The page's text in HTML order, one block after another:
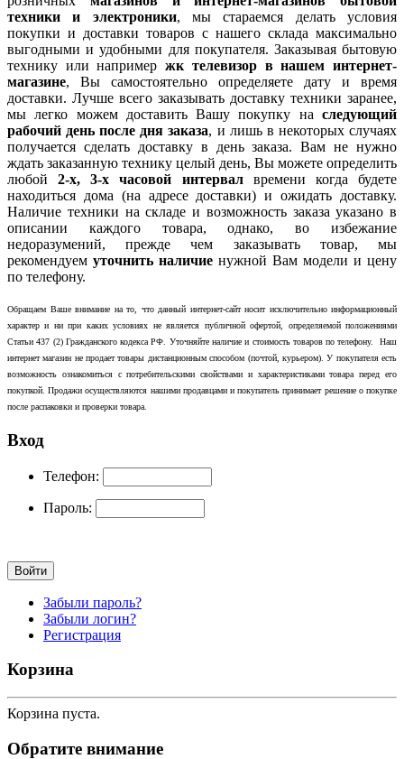
техники и электроники, мы стараемся делать условия
покупки и доставки товаров с нашего склада максимально
выгодными и удобными для покупателя. Заказывая бытовую
технику или напримержк телевизор в нашем интернет-
магазине, Вы самостоятельно определяете дату и время
доставки. Лучше всего заказывать доставку техники заранее,
мы легко можем доставить Вашу покупку на следующий
рабочий день после дня заказа, и лишь в некоторых случаях
получается сделать доставку в день заказа. Вам не нужно
ждать заказанную технику целый день, Вы можете определить
любой2-х, 3-х часовой интервалвремени когда будете
находиться дома (на адресе доставки) и ожидать доставку.
Наличие техники на складе и возможность заказа указано в
описании каждого товара, однако, во избежание
недоразумений, прежде чем заказывать товар, мы
рекомендуем уточнить наличие нужной Вам модели и цену
по телефону.
Обращаем Ваше внимание на то, что данный интернет-сайт носит исключительно информационный
характер и ни при каких условиях не является публичной офертой, определяемой положениями
Статьи 437 (2) Гражданского кодекса РФ. Уточняйте наличие и стоимость товаров по телефону. Наш
интернет магазин не продает товары дистанционным способом (почтой, курьером). У покупателя есть
возможность ознакомиться с потребительскими свойствами и характеристиками товара перед его
покупкой. Продажи осуществляются нашими продавцами и покупатель принимает решение о покупке
после распаковки и проверки товара.
Вход
Телефон:
Пароль:
Забыли пароль?
Забыли логин?
Регистрация
Корзина
Корзина пуста.
Обратите внимание